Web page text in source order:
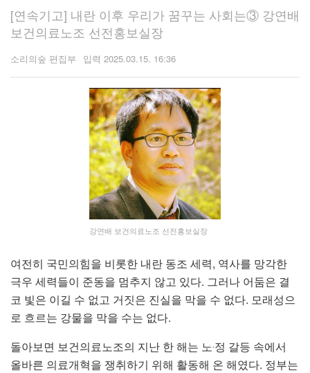
[연속기고] 내란 이후 우리가 꿈꾸는 사회는③ 강연배
보건의료노조 선전홍보실장
소리의숲 편집부 2025.03.15. 16:36
강연배 보건의료노조 선전홍보실장
여전히 국민의힘을 비롯한 내란 동조 세력, 역사를 망각한
극우 세력들이 준동을 멈추지 않고 있다. 그러나 어둠은 결
코 빛은 이길 수 없고 거짓은 진실을 막을 수 없다. 모래성으
로 흐르는 강물을 막을 수는 없다.
돌아보면 보건의료노조의 지난 한 해는 노‧정 갈등 속에서
올바른 의료개혁을 쟁취하기 위해 활동해 온 해였다. 정부는